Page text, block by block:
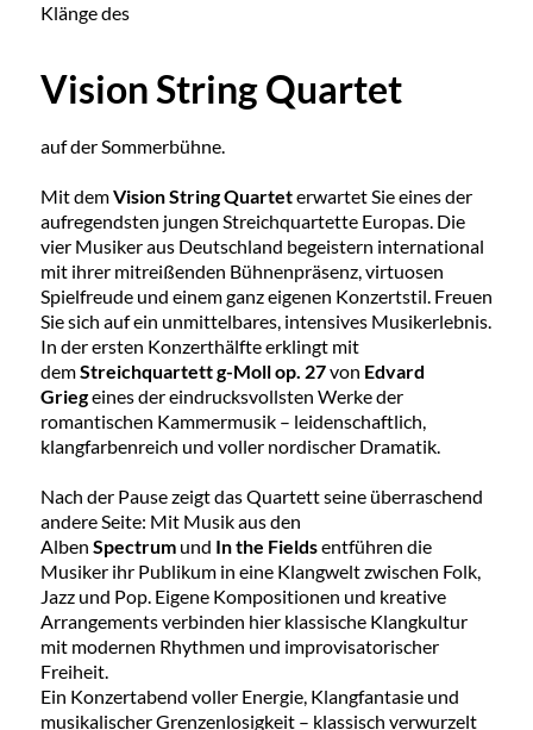
Klänge des
Vision String Quartet
auf der Sommerbühne.
Mit demVision String Quarteterwartet Sie eines der
aufregendsten jungen Streichquartette Europas. Die
vier Musiker aus Deutschland begeistern international
mit ihrer mitreißenden Bühnenpräsenz, virtuosen
Spielfreude und einem ganz eigenen Konzertstil. Freuen
Sie sich auf ein unmittelbares, intensives Musikerlebnis.
In der ersten Konzerthälfte erklingt mit
demStreichquartett g-Moll op. 27von Edvard
Griegeines der eindrucksvollsten Werke der
romantischen Kammermusik – leidenschaftlich,
klangfarbenreich und voller nordischer Dramatik.
Nach der Pause zeigt das Quartett seine überraschend
andere Seite: Mit Musik aus den
Alben Spectrumund In the Fieldsentführen die
Musiker ihr Publikum in eine Klangwelt zwischen Folk,
Jazz und Pop. Eigene Kompositionen und kreative
Arrangements verbinden hier klassische Klangkultur
mit modernen Rhythmen und improvisatorischer
Freiheit.
Ein Konzertabend voller Energie, Klangfantasie und
musikalischer Grenzenlosigkeit – klassisch verwurzelt